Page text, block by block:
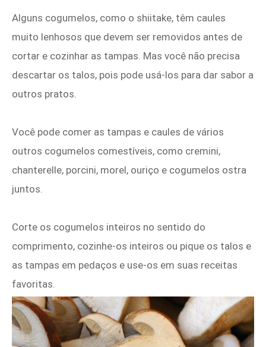
Alguns cogumelos, como o shiitake, têm caules
muito lenhosos que devem ser removidos antes de
cortar e cozinhar as tampas. Mas você não precisa
descartar os talos, pois pode usá-los para dar sabor a
outros pratos.
Você pode comer as tampas e caules de vários
outros cogumelos comestíveis, como cremini,
chanterelle, porcini, morel, ouriço e cogumelos ostra
juntos.
Corte os cogumelos inteiros no sentido do
comprimento, cozinhe-os inteiros ou pique os talos e
as tampas em pedaços e use-os em suas receitas
favoritas.